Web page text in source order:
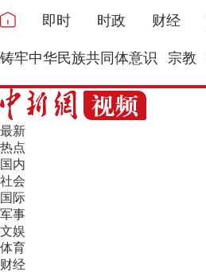
即时 时政 财经
铸牢中华民族共同体意识 宗教
最新
热点
国内
社会
国际
军事
文娱
体育
财经